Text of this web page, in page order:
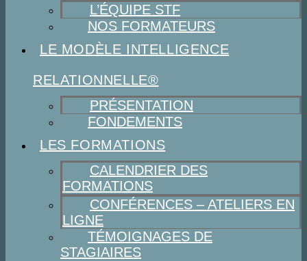
L’ÉQUIPE STF
NOS FORMATEURS
LE MODÈLE INTELLIGENCE
RELATIONNELLE®
PRÉSENTATION
FONDEMENTS
LES FORMATIONS
CALENDRIER DES
FORMATIONS
CONFÉRENCES – ATELIERS EN
LIGNE
TÉMOIGNAGES DE
STAGIAIRES